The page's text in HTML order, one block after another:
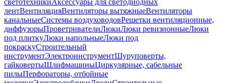
светотехникиАксессуары для светодиодных
лентВентиляцияВентиляторы вытяжныеВентиляторы
канальныеСистемы воздуховодовРешетки вентиляционные,
диффузорыПроветривателиЛюкиЛюки ревизионныеЛюки
под плиткуЛюки напольныеЛюки под
покраскуСтроительный
инструментЭлектроинструментШуруповерты,
гайковертыШлифмашиныЦиркулярные, сабельные
пилыПерфораторы, отбойные